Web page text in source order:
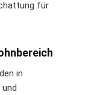
für
in